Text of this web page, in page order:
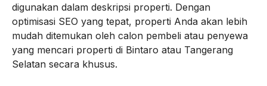
digunakan dalam deskripsi properti. Dengan
optimisasi SEO yang tepat, properti Anda akan lebih
mudah ditemukan oleh calon pembeli atau penyewa
yang mencari properti di Bintaro atau Tangerang
Selatan secara khusus.